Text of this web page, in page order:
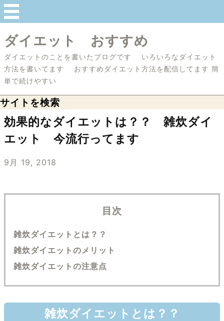
ダイエット おすすめ
ダイエットのことを書いたブログです いろいろなダイエット
方法を書いてます おすすめダイエット方法を配信してます 簡
単で続けやすい
サイトを検索
効果的なダイエットは？？ 雑炊ダイ
エット 今流行ってます
9月 19, 2018
目次
雑炊ダイエットとは？？
雑炊ダイエットのメリット
雑炊ダイエットの注意点
雑炊ダイエットとは？？